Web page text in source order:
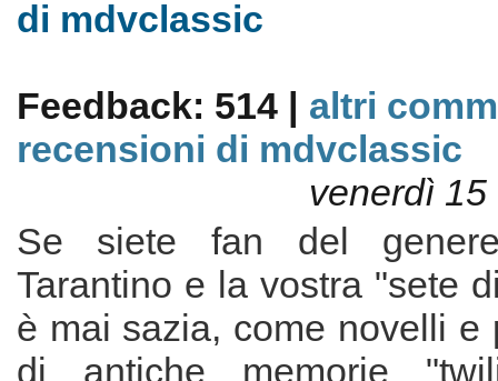
di mdvclassic
Feedback: 514 | altri
recensioni di mdvclassic
venerdì
Se siete fan del
Tarantino e la vostra "sete
è mai sazia, come novelli e
di antiche memorie